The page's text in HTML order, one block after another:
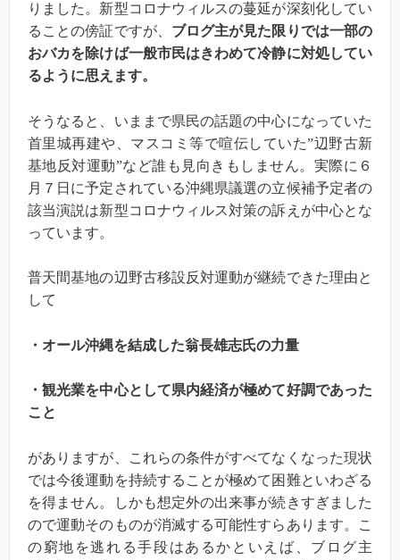
りました。新型コロナウィルスの蔓延が深刻化してい
ることの傍証ですが、 ブログ主が見た限りでは一部の
おバカを除けば一般市民はきわめて冷静に対処してい
るように思えます。
そうなると、いままで県民の話題の中心になっていた
首里城再建や、マスコミ等で喧伝していた”辺野古新
基地反対運動”など誰も見向きもしません。実際に６
月７日に予定されている沖縄県議選の立候補予定者の
該当演説は新型コロナウィルス対策の訴えが中心とな
っています。
普天間基地の辺野古移設反対運動が継続できた理由と
して
・オール沖縄を結成した翁長雄志氏の力量
・観光業を中心として県内経済が極めて好調であった
こと
がありますが、これらの条件がすべてなくなった現状
では今後運動を持続することが極めて困難といわざる
を得ません。しかも想定外の出来事が続きすぎました
ので運動そのものが消滅する可能性すらあります。こ
の窮地を逃れる手段はあるかといえば、ブログ主